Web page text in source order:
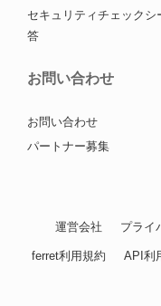
セキュリティチェックシ
答
お問い合わせ
お問い合わせ
パートナー募集
運営会社 プライ
ferret利用規約 API利